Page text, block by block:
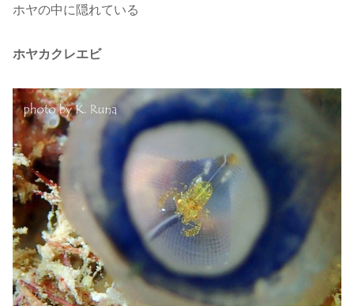
ホヤの中に隠れている
ホヤカクレエビ